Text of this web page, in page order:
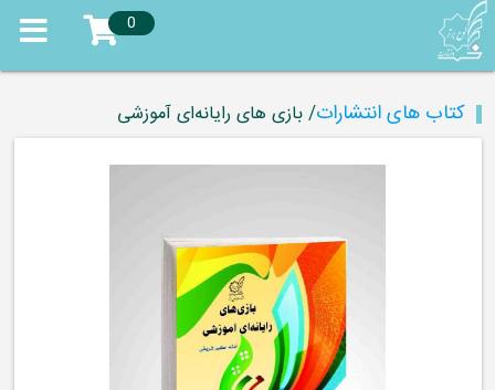
0
کتاب های انتشارات/ بازی های رایانه‌ای آموزشی